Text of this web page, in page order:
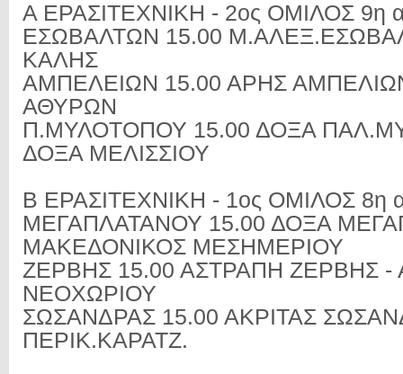
Α ΕΡΑΣΙΤΕΧΝΙΚΗ - 2ος ΟΜΙΛΟΣ 9η
ΕΣΩΒΑΛΤΩΝ 15.00
ΚΑΛΗΣ
ΑΜΠΕΛΕΙΩΝ 15.00 ΑΡΗΣ
ΑΘΥΡΩΝ
Π.ΜΥΛΟΤΟΠΟΥ 15.00 ΔΟΞΑ
ΔΟΞΑ ΜΕΛΙΣΣΙΟΥ
Β ΕΡΑΣΙΤΕΧΝΙΚΗ - 1ος ΟΜΙΛΟΣ 8η
ΜΕΓΑΠΛΑΤΑΝΟΥ 15.00 ΔΟΞΑ
ΜΑΚΕΔΟΝΙΚΟΣ ΜΕΣΗΜΕΡΙΟΥ
ΖΕΡΒΗΣ 15.00 ΑΣΤΡΑΠΗ ΖΕΡΒΗΣ -
ΝΕΟΧΩΡΙΟΥ
ΣΩΣΑΝΔΡΑΣ 15.00 ΑΚΡΙΤΑΣ
ΠΕΡΙΚ.ΚΑΡΑΤΖ.